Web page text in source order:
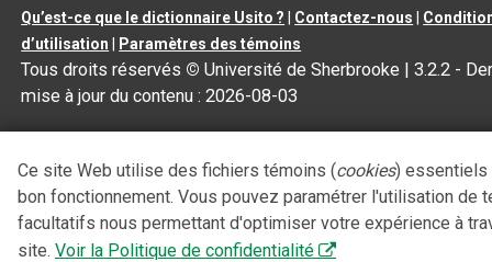
Qu’est-ce que le dictionnaire Usito ? | Contactez-nous |
d’utilisation | Paramètres des témoins
Tous droits réservés © Université de Sherbrooke |3.2.2 -
mise à jour du contenu :2026-08-03
Ce site Web utilise des fichiers témoins (cookies) essentiels
bon fonctionnement. Vous pouvez paramétrer l'utilisation de
facultatifs nous permettant d'optimiser votre expérience à
site. Voir la Politique de confidentialité